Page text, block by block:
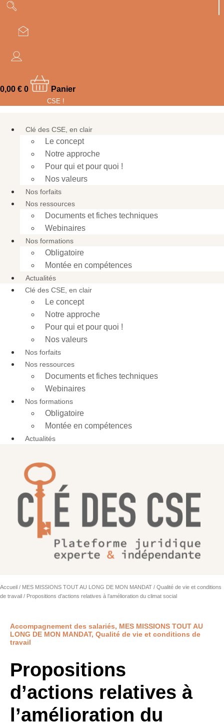
Aller
contenu
suivez-nous !
Une plateforme unique et simple
d’accès pour devenir un super élu
CSE !
0,00 € 0 Panier
Clé des CSE, en clair
Le concept
Notre approche
Pour qui et pour quoi !
Nos valeurs
Nos forfaits
Nos ressources
Documents et fiches techniques
Webinaires
Nos formations
Obligatoire
Montée en compétences
Actualités
Clé des CSE, en clair
Le concept
Notre approche
Pour qui et pour quoi !
Nos valeurs
Nos forfaits
Nos ressources
Documents et fiches techniques
Webinaires
Nos formations
Obligatoire
Montée en compétences
Actualités
Accueil / MES MISSIONS TOUT AU LONG DE MON MANDAT / Qualité de vie et conditions
de travail / Propositions d’actions relatives à l’amélioration du climat social
Accompagnement des salariés, MES MISSIONS TOUT AU
LONG DE MON MANDAT, Qualité de vie et conditions de
travail
Propositions
d’actions relatives à
l’amélioration du